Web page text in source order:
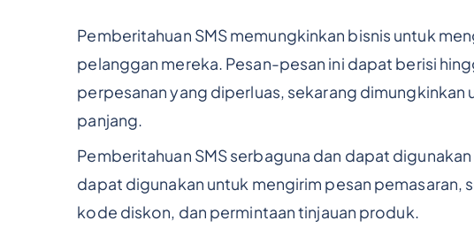
Pemberitahuan SMS memungkinkan bisnis untuk
pelanggan mereka. Pesan-pesan ini dapat berisi
perpesanan yang diperluas, sekarang dimungkinkan
panjang.
Pemberitahuan SMS serbaguna dan dapat
dapat digunakan untuk mengirim pesan pemasaran,
kode diskon, dan permintaan tinjauan produk.